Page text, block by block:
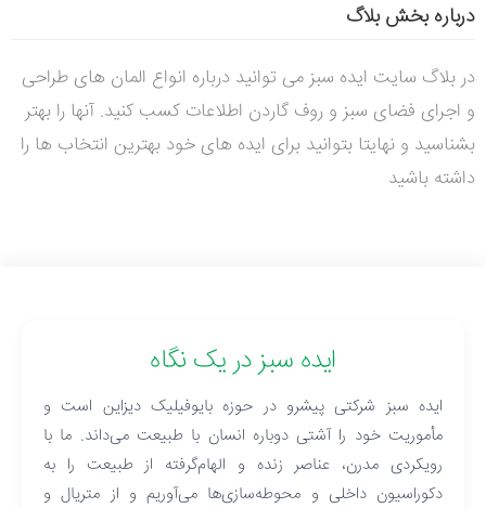
درباره بخش بلاگ
در بلاگ سایت ایده سبز می توانید درباره انواع المان های طراحی
و اجرای فضای سبز و روف گاردن اطلاعات کسب کنید. آنها را بهتر
بشناسید و نهایتا بتوانید برای ایده های خود بهترین انتخاب ها را
داشته باشید
ایده سبز در یک نگاه
ایده سبز شرکتی پیشرو در حوزه بایوفیلیک دیزاین است و
مأموریت خود را آشتی دوباره انسان با طبیعت می‌داند. ما با
رویکردی مدرن، عناصر زنده و الهام‌گرفته از طبیعت را به
دکوراسیون داخلی و محوطه‌سازی‌ها می‌آوریم و از متریال و